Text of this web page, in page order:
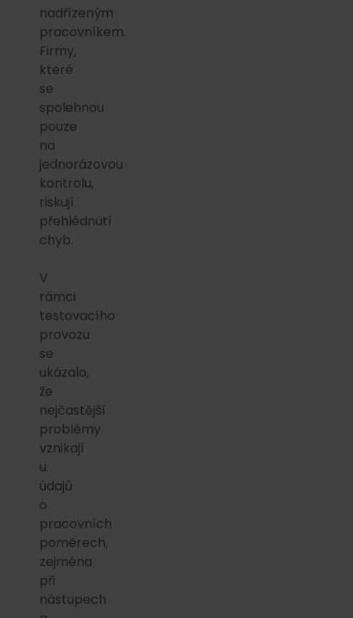
nadřízeným
pracovníkem.
Firmy,
které
se
spolehnou
pouze
na
jednorázovou
kontrolu,
riskují
přehlédnutí
chyb.
V
rámci
testovacího
provozu
se
ukázalo,
že
nejčastější
problémy
vznikají
u
údajů
o
pracovních
poměrech,
zejména
při
nástupech